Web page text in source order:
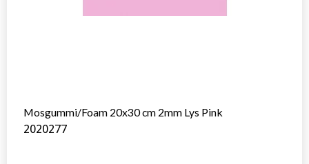
Mosgummi/Foam 20x30 cm 2mm Lys Pink
2020277